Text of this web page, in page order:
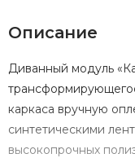
Описание
Диванный модуль
каркаса вручную
синтетическими
высокопрочных